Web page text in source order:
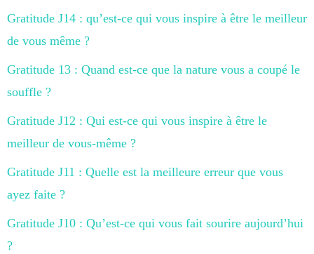
Gratitude J14 : qu’est-ce qui vous inspire à être le meilleur
de vous même ?
Gratitude 13 : Quand est-ce que la nature vous a coupé le
souffle ?
Gratitude J12 : Qui est-ce qui vous inspire à être le
meilleur de vous-même ?
Gratitude J11 : Quelle est la meilleure erreur que vous
ayez faite ?
Gratitude J10 : Qu’est-ce qui vous fait sourire aujourd’hui
?